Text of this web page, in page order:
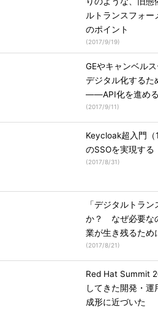
ルトランスフォ
のポイント
(2017/9/19)
GEやキャンベル
デジタル化するた
――API化を進め
(2017/9/11)
Keycloak超入門
のSSOを実現する
(2017/8/31)
「デジタルトラ
か？ なぜ必要な
業が生き残るため
(2017/8/21)
Red Hat Summit
してきた開発・
成形に近づいた